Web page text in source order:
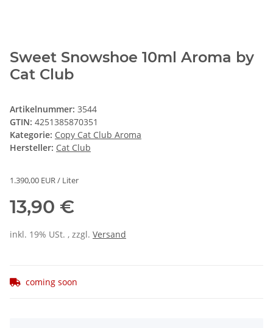
Sweet Snowshoe 10ml Aroma by
Cat Club
Artikelnummer: 3544
GTIN: 4251385870351
Kategorie: Copy Cat Club Aroma
Hersteller: Cat Club
1.390,00 EUR / Liter
13,90 €
inkl. 19% USt. , zzgl. Versand
coming soon